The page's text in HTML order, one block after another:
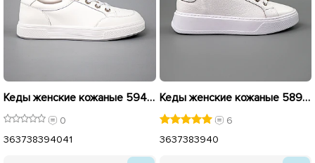
Кеды женские кожаные 594241 Белые
0
363738394041
Кеды женские кожаные 589967 Белые
6
3637383940